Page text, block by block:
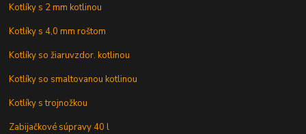
Kotlíky s 2 mm kotlinou
Kotlíky s 4,0 mm roštom
Kotlíky so žiaruvzdor. kotlinou
Kotlíky so smaltovanou kotlinou
Kotlíky s trojnožkou
Zabijačkové súpravy 40 l